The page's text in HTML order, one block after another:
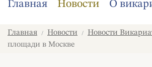
Главная Новости О
Главная / Новости / Новости
площади в Москве